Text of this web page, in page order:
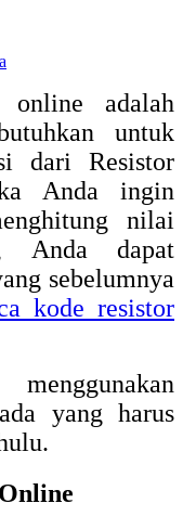
adalah
untuk
dari Resistor
Anda ingin
nilai
Anda dapat
sebelumnya
kode resistor
yang harus